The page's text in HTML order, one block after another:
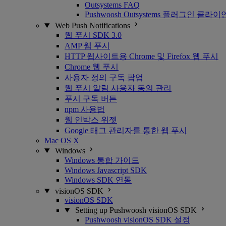
Outsystems FAQ
Pushwoosh Outsystems 플러그인 클라이
Web Push Notifications
웹 푸시 SDK 3.0
AMP 웹 푸시
HTTP 웹사이트용 Chrome 및 Firefox 웹 푸시
Chrome 웹 푸시
사용자 정의 구독 팝업
웹 푸시 알림 사용자 동의 관리
푸시 구독 버튼
npm 사용법
웹 인박스 위젯
Google 태그 관리자를 통한 웹 푸시
Mac OS X
Windows
Windows 통합 가이드
Windows Javascript SDK
Windows SDK 연동
visionOS SDK
visionOS SDK
Setting up Pushwoosh visionOS SDK
Pushwoosh visionOS SDK 설정